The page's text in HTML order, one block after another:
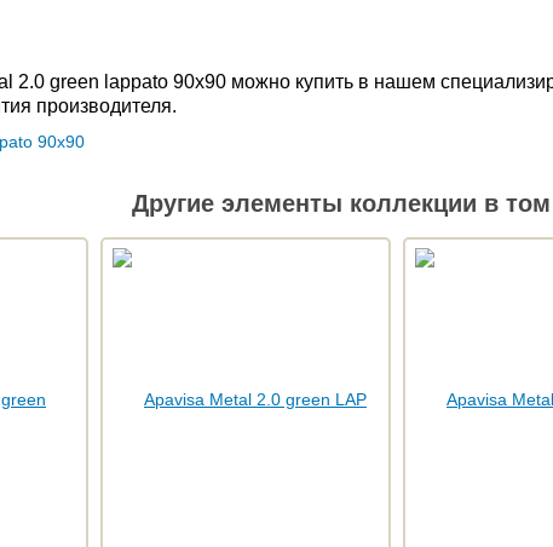
2.0 green lappato 90x90 можно купить в нашем
производителя.
Другие элементы коллекции в